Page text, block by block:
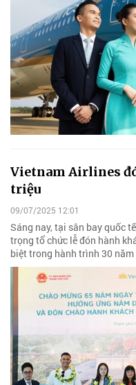
Vietnam Airlines
triệu
09/07/2025 12:01
Sáng nay, tại sân bay quốc
trọng tổ chức lễ đón hành
biệt trong hành trình 30